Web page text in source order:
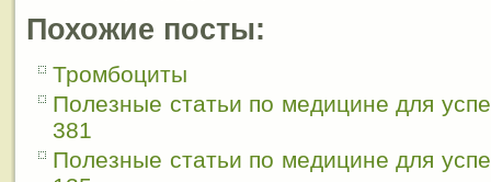
Похожие посты:
Тромбоциты
Полезные статьи по медицине для
381
Полезные статьи по медицине для